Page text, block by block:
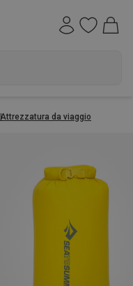
Attrezzatura da viaggio